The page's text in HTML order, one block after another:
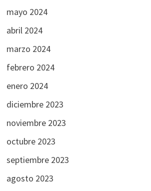
mayo 2024
abril 2024
marzo 2024
febrero 2024
enero 2024
diciembre 2023
noviembre 2023
octubre 2023
septiembre 2023
agosto 2023